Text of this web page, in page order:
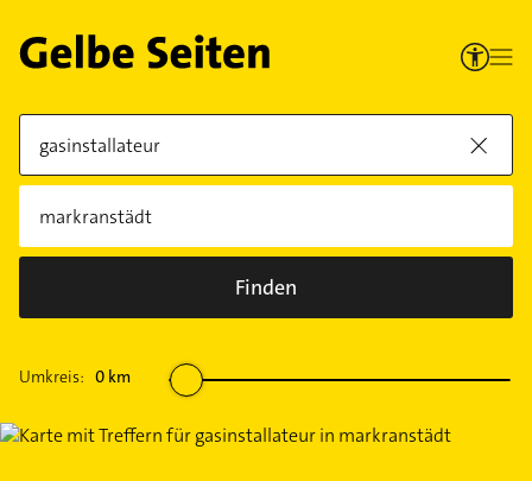
Finden
Umkreis: 0 km